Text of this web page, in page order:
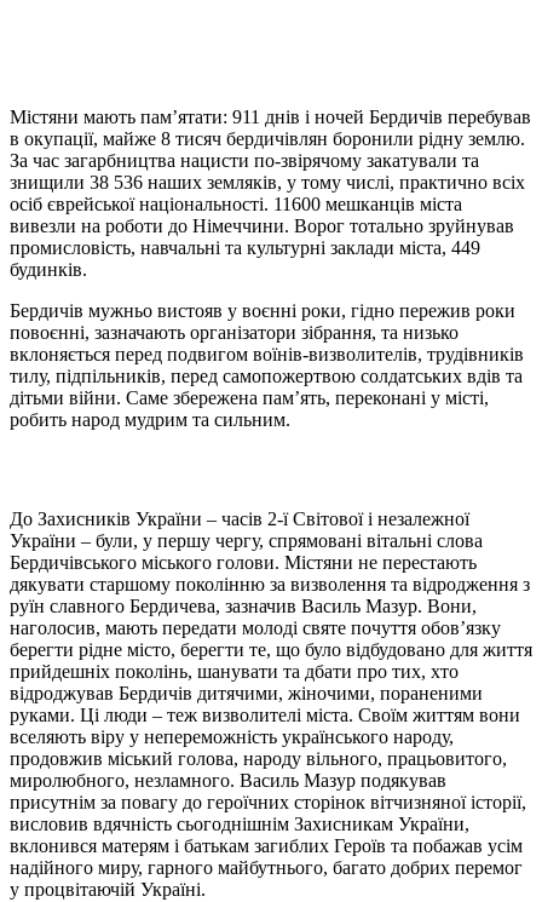
Містяни мають пам’ятати: 911 днів і ночей Бердичів перебував
в окупації, майже 8 тисяч бердичівлян боронили рідну землю.
За час загарбництва нацисти по-звірячому закатували та
знищили 38 536 наших земляків, у тому числі, практично всіх
осіб єврейської національності. 11600 мешканців міста
вивезли на роботи до Німеччини. Ворог тотально зруйнував
промисловість, навчальні та культурні заклади міста, 449
будинків.
Бердичів мужньо вистояв у воєнні роки, гідно пережив роки
повоєнні, зазначають організатори зібрання, та низько
вклоняється перед подвигом воїнів-визволителів, трудівників
тилу, підпільників, перед самопожертвою солдатських вдів та
дітьми війни. Саме збережена пам’ять, переконані у місті,
робить народ мудрим та сильним.
До Захисників України – часів 2-ї Світової і незалежної
України – були, у першу чергу, спрямовані вітальні слова
Бердичівського міського голови. Містяни не перестають
дякувати старшому поколінню за визволення та відродження з
руїн славного Бердичева, зазначив Василь Мазур. Вони,
наголосив, мають передати молоді святе почуття обов’язку
берегти рідне місто, берегти те, що було відбудовано для життя
прийдешніх поколінь, шанувати та дбати про тих, хто
відроджував Бердичів дитячими, жіночими, пораненими
руками. Ці люди – теж визволителі міста. Своїм життям вони
вселяють віру у непереможність українського народу,
продовжив міський голова, народу вільного, працьовитого,
миролюбного, незламного. Василь Мазур подякував
присутнім за повагу до героїчних сторінок вітчизняної історії,
висловив вдячність сьогоднішнім Захисникам України,
вклонився матерям і батькам загиблих Героїв та побажав усім
надійного миру, гарного майбутнього, багато добрих перемог
у процвітаючій Україні.